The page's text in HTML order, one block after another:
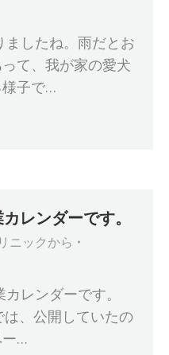
ましたね。雨だとお
て、我が家の愛犬
様子で…
レンダーです。
ニックから
レンダーです。
、公開していたの
ー…